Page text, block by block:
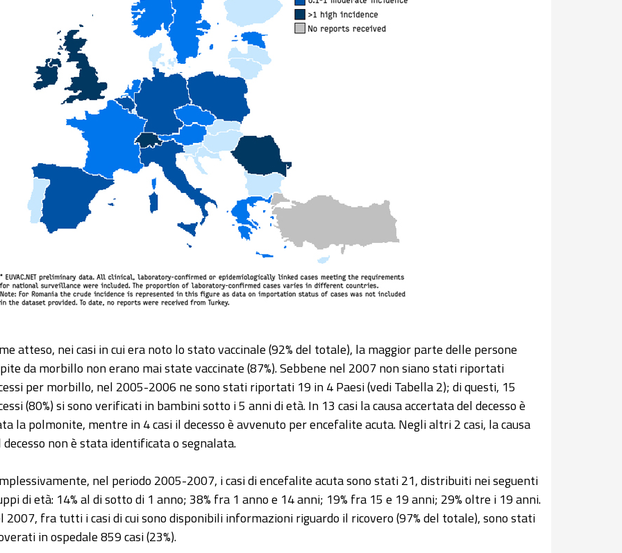
atteso, nei casi in cui era noto lo stato vaccinale (92% del totale), la maggior parte delle persone
da morbillo non erano mai state vaccinate (87%). Sebbene nel 2007 non siano stati riportati
per morbillo, nel 2005-2006 ne sono stati riportati 19 in 4 Paesi (vedi Tabella 2); di questi, 15
(80%) si sono verificati in bambini sotto i 5 anni di età. In 13 casi la causa accertata del decesso è
la polmonite, mentre in 4 casi il decesso è avvenuto per encefalite acuta. Negli altri 2 casi, la causa
decesso non è stata identificata o segnalata.
nel periodo 2005-2007, i casi di encefalite acuta sono stati 21, distribuiti nei seguenti
di età: 14% al di sotto di 1 anno; 38% fra 1 anno e 14 anni; 19% fra 15 e 19 anni; 29% oltre i 19 anni.
2007, fra tutti i casi di cui sono disponibili informazioni riguardo il ricovero (97% del totale), sono stati
in ospedale 859 casi (23%).